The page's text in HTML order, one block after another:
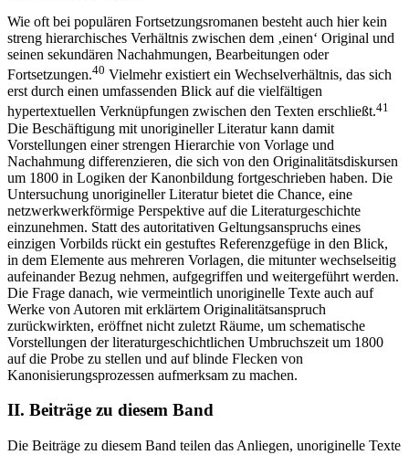
Wie oft bei populären Fortsetzungsromanen besteht auch hier kein
streng hierarchisches Verhältnis zwischen dem ‚einen‘ Original und
seinen sekundären Nachahmungen, Bearbeitungen oder
Fortsetzungen.40 Vielmehr existiert ein Wechselverhältnis, das sich
erst durch einen umfassenden Blick auf die vielfältigen
hypertextuellen Verknüpfungen zwischen den Texten erschließt.41
Die Beschäftigung mit unorigineller Literatur kann damit
Vorstellungen einer strengen Hierarchie von Vorlage und
Nachahmung differenzieren, die sich von den Originalitätsdiskursen
um 1800 in Logiken der Kanonbildung fortgeschrieben haben. Die
Untersuchung unorigineller Literatur bietet die Chance, eine
netzwerkwerkförmige Perspektive auf die Literaturgeschichte
einzunehmen. Statt des autoritativen Geltungsanspruchs eines
einzigen Vorbilds rückt ein gestuftes Referenzgefüge in den Blick,
in dem Elemente aus mehreren Vorlagen, die mitunter wechselseitig
aufeinander Bezug nehmen, aufgegriffen und weitergeführt werden.
Die Frage danach, wie vermeintlich unoriginelle Texte auch auf
Werke von Autoren mit erklärtem Originalitätsanspruch
zurückwirkten, eröffnet nicht zuletzt Räume, um schematische
Vorstellungen der literaturgeschichtlichen Umbruchszeit um 1800
auf die Probe zu stellen und auf blinde Flecken von
Kanonisierungsprozessen aufmerksam zu machen.
II. Beiträge zu diesem Band
Die Beiträge zu diesem Band teilen das Anliegen, unoriginelle Texte